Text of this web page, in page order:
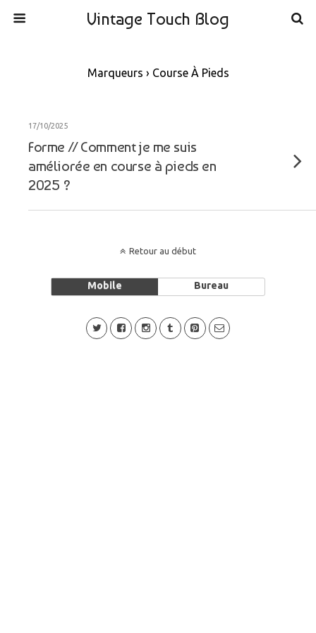
Vintage Touch Blog
Marqueurs › Course À Pieds
17/10/2025
Forme // Comment je me suis
améliorée en course à pieds en
2025 ?
Retour au début
Mobile Bureau